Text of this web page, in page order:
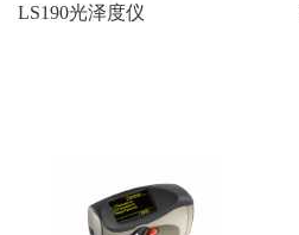
LS190光泽度仪